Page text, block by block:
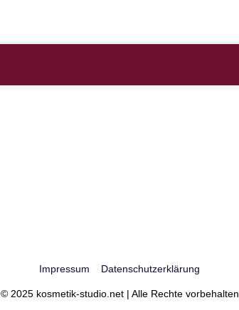
Impressum Datenschutzerklärung
© 2025 kosmetik-studio.net | Alle Rechte vorbehalten